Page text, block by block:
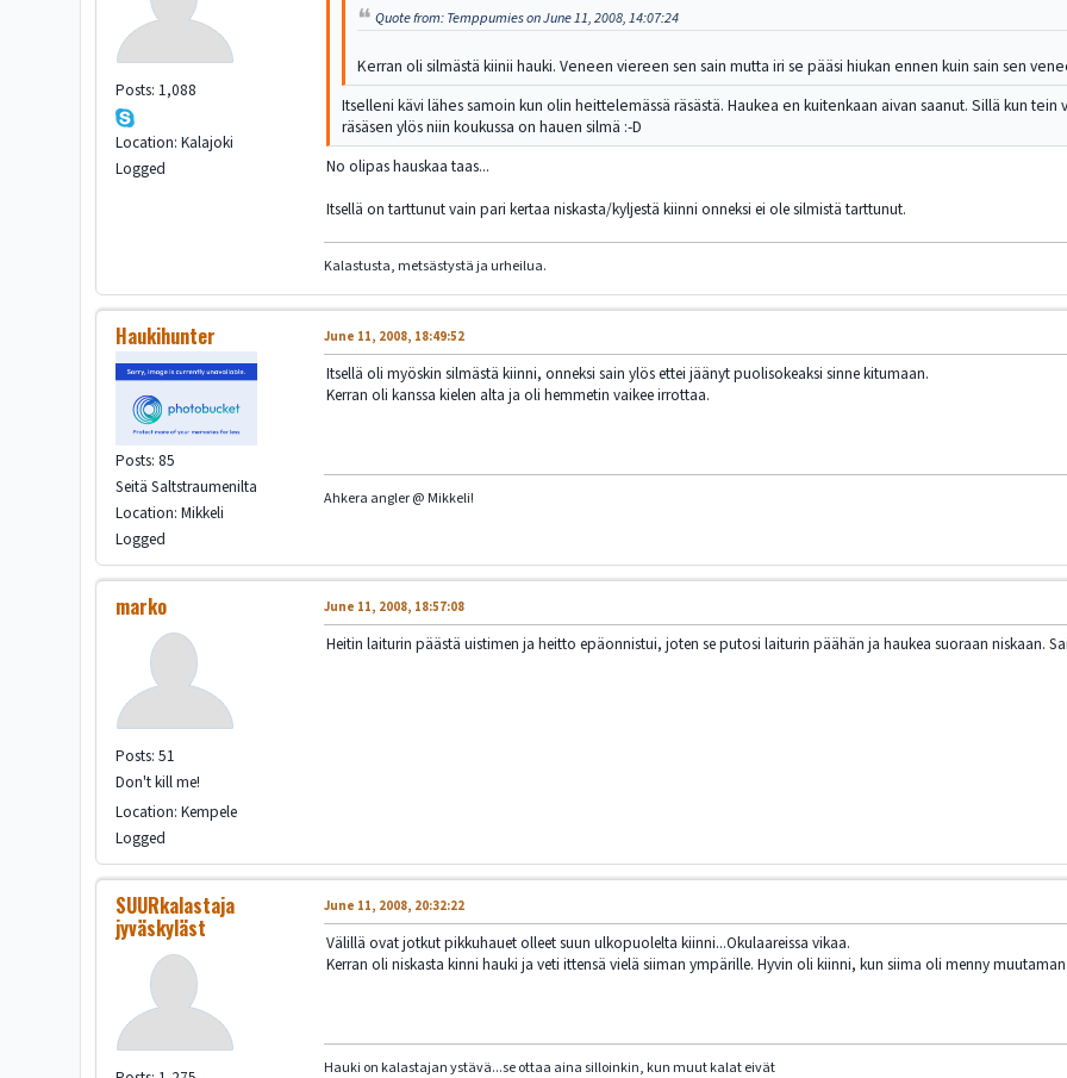
Posts: 1,088
Location: Kalajoki
Logged
Quote from: Temppumies on June 11, 2008, 14:07:24
Kerran oli silmästä kiinii hauki. Veneen viereen sen sain mutta iri se pääsi hiukan ennen kuin sain sen
Itselleni kävi lähes samoin kun olin heittelemässä räsästä. Haukea en kuitenkaan aivan saanut. Sillä kun
räsäsen ylös niin koukussa on hauen silmä :-D
No olipas hauskaa taas...
Itsellä on tarttunut vain pari kertaa niskasta/kyljestä kiinni onneksi ei ole silmistä tarttunut.
Kalastusta, metsästystä ja urheilua.
Haukihunter
Posts: 85
Seitä Saltstraumenilta
Location: Mikkeli
Logged
June 11, 2008, 18:49:52
Itsellä oli myöskin silmästä kiinni, onneksi sain ylös ettei jäänyt puolisokeaksi sinne kitumaan.
Kerran oli kanssa kielen alta ja oli hemmetin vaikee irrottaa.
Ahkera angler @ Mikkeli!
marko
Posts: 51
Don't kill me!
Location: Kempele
Logged
June 11, 2008, 18:57:08
Heitin laiturin päästä uistimen ja heitto epäonnistui, joten se putosi laiturin päähän ja haukea suoraan niskaan.
SUURkalastaja
jyväskyläst
June 11, 2008, 20:32:22
Välillä ovat jotkut pikkuhauet olleet suun ulkopuolelta kiinni...Okulaareissa vikaa.
Kerran oli niskasta kinni hauki ja veti ittensä vielä siiman ympärille. Hyvin oli kiinni, kun siima oli menny
Hauki on kalastajan ystävä...se ottaa aina silloinkin, kun muut kalat eivät